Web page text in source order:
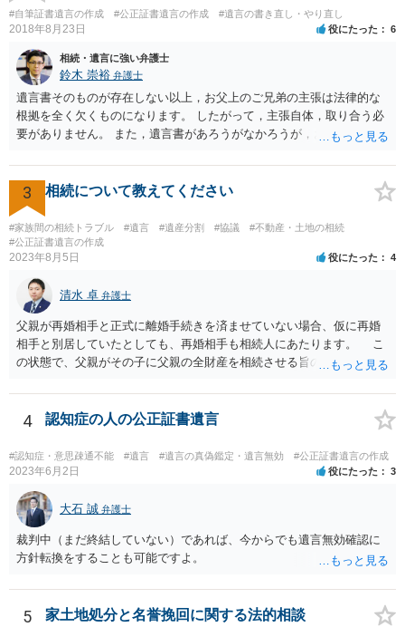
#自筆証書遺言の作成 #公正証書遺言の作成 #遺言の書き直し・やり直し
2018年8月23日 役にたった 6
相続・遺言に強い弁護士
鈴木 崇裕 弁護士
遺言書そのものが存在しない以上，お父上のご兄弟の主張は法律的な
根拠を全く欠くものになります。 したがって，主張自体，取り合う必
要がありません。 また，遺言書があろうがなかろうが，お父上のご兄
ご回答にもありますが， 代理人弁護士をたてて，その弁護士から相手
方に対して， ・相続に関する主張は法的根拠がなく，一切応じないこ
と ・今後一切の連絡をしてこないでほしいこと ・連絡を継続してくる
ようであれば警察への通報や法的措置も辞さないこと などを記載した
書面を発送してもらうことがよろしいように思います。
3 相続について教えてください
#家族間の相続トラブル #遺言 #遺産分割 #協議
#不動産・土地の相続
#公正証書遺言の作成
2023年8月5日 役にたった 4
清水 卓 弁護士
父親が再婚相手と正式に離婚手続きを済ませていない場合、仮に再婚
相手と別居していたとしても、再婚相手も相続人にあたります。 こ
の状態で、父親がその子に父親の全財産を相続させる旨の公正証書遺
が、再婚相手の遺留分を侵害しているため、再婚相手から相続人
（子）に対して遺留分侵害額請求権が行使される可能性があります。
の地域等の弁護士に直接相談してみるのが望ましいように思います。
【参考】民法 （遺留分侵害額の請求） 第千四十六条 遺留分権利者及
びその承継人は、受遺者（特定財産承継遺言により財産を承継し又は
相続分の指定を受けた相続人を含む。以下この章において同じ。）又
は受贈者に対し、遺留分侵害額に相当する金銭の支払を請求すること
ができる。
4 認知症の人の公正証書遺言
#認知症・意思疎通不能 #遺言 #遺言の真偽鑑定・遺言無効 #公正証書遺言の作成
2023年6月2日 役にたった 3
大石 誠 弁護士
裁判中（まだ終結していない）であれば、今からでも遺言無効確認に
方針転換をすることも可能ですよ。
5 家土地処分と名誉挽回に関する法的相談